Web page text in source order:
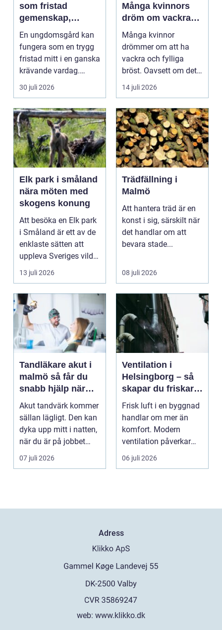
som fristad
gemenskap,
trygghet och
växande
En ungdomsgård kan
fungera som en trygg
fristad mitt i en ganska
krävande vardag.
Skola, sociala med...
30 juli 2026
Många kvinnors
dröm om vackra
bröst
Många kvinnor
drömmer om att ha
vackra och fylliga
bröst. Oavsett om det
är f&o...
14 juli 2026
Elk park i småland
nära möten med
skogens konung
Att besöka en Elk park
i Småland är ett av de
enklaste sätten att
uppleva Sveriges vilda
hjärta på n...
13 juli 2026
Trädfällning i
Malmö
Att hantera träd är en
konst i sig, särskilt när
det handlar om att
bevara stade...
08 juli 2026
Tandläkare akut i
malmö så får du
snabb hjälp när
tanden krisar
Akut tandvärk kommer
sällan lägligt. Den kan
dyka upp mitt i natten,
när du är på jobbet
eller preci...
07 juli 2026
Ventilation i
Helsingborg – så
skapar du friskare
byggnader och
lägre
energikostnader
Frisk luft i en byggnad
handlar om mer än
komfort. Modern
ventilation påverkar
hälsa...
06 juli 2026
Adress
web: www.klikko.dk